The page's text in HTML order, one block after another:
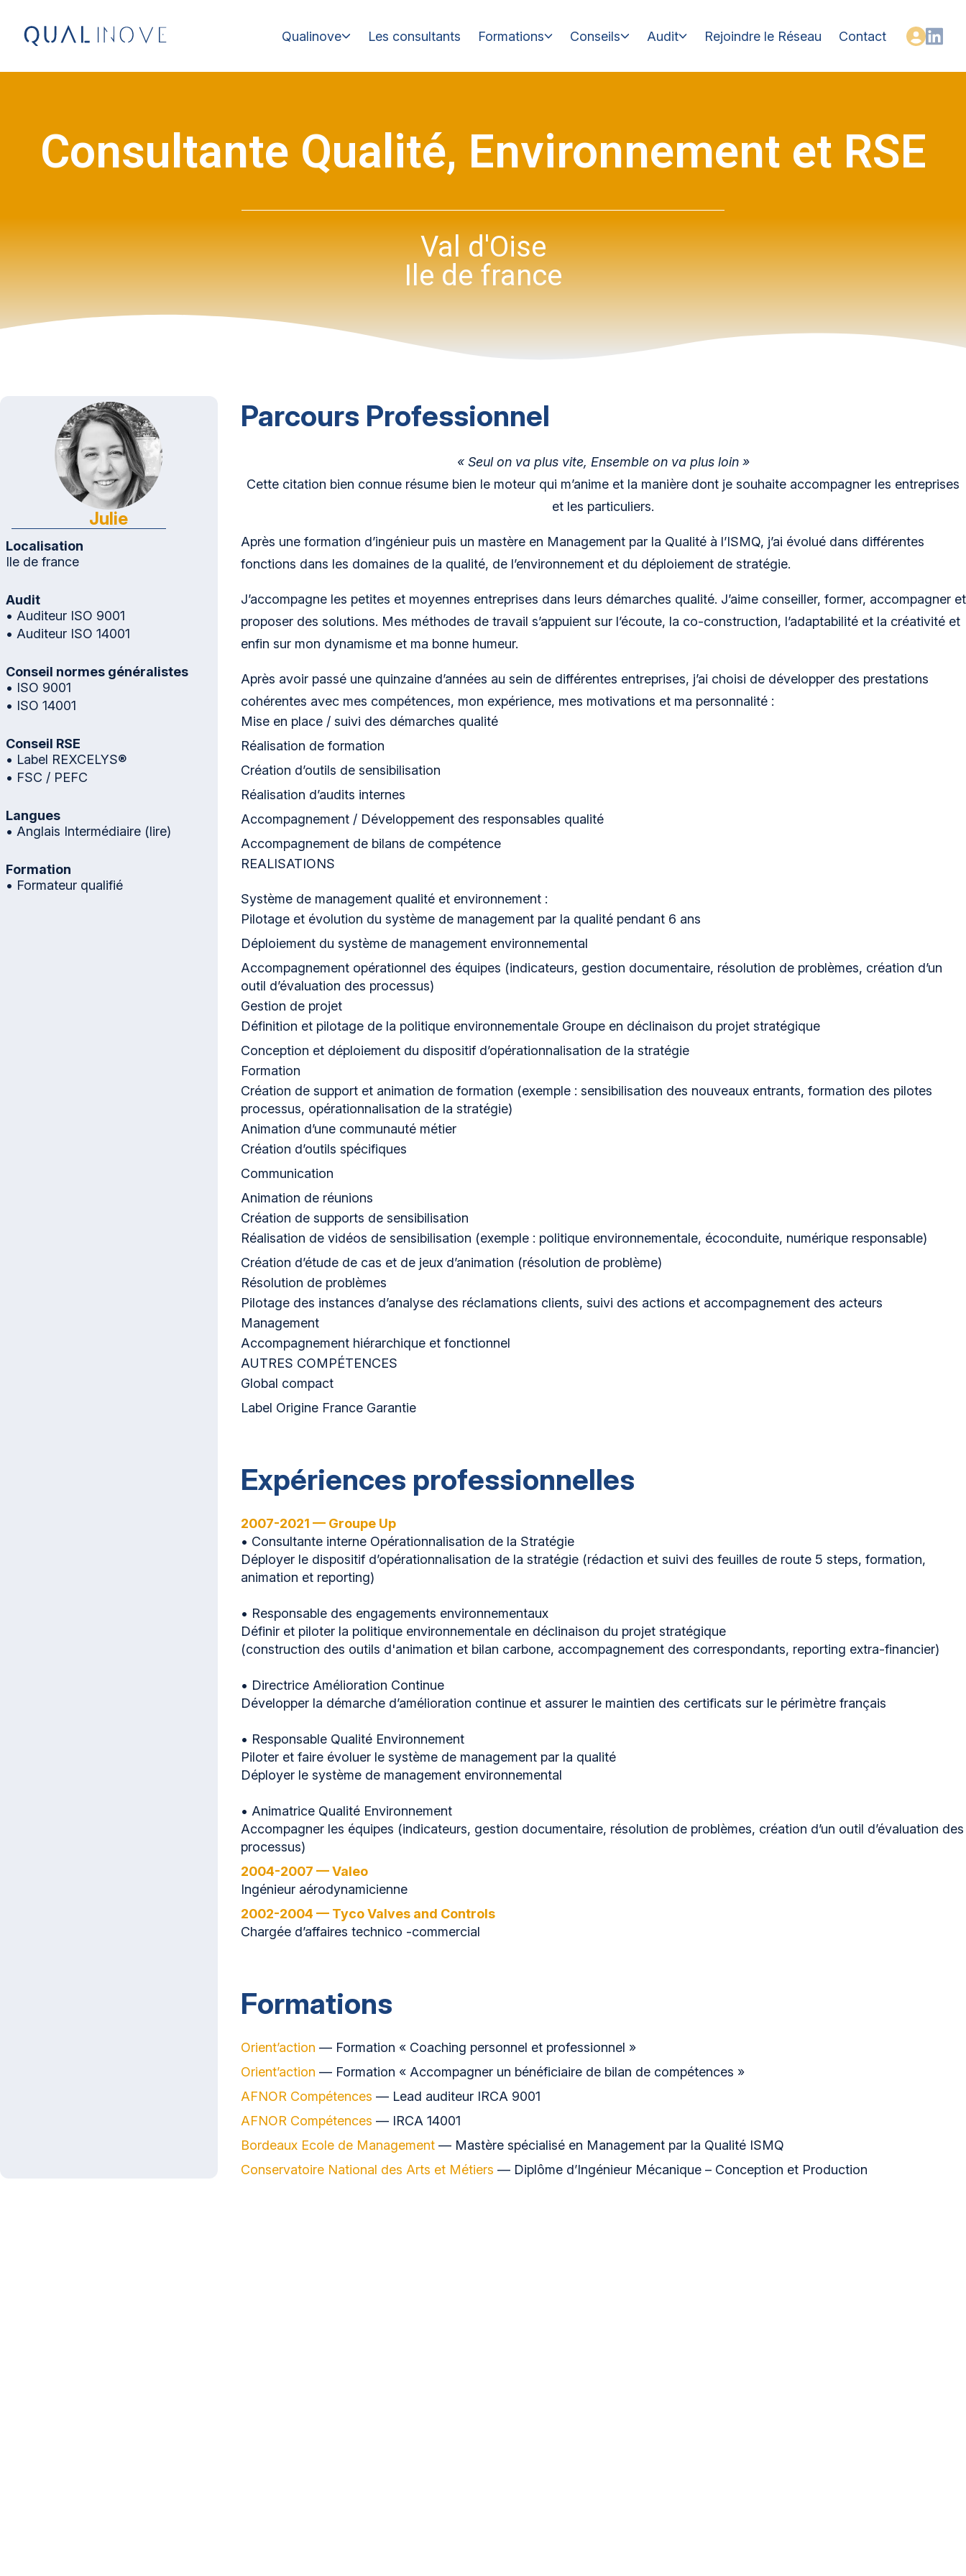
Qualinove Les consultants Formations Conseils Audit Rejoindre le Réseau Contact
Consultante Qualité, Environnement et RSE
Val d'Oise
Ile de france
Julie
Localisation
Ile de france
Audit
• Auditeur ISO 9001
• Auditeur ISO 14001
Conseil normes généralistes
• ISO 9001
• ISO 14001
Conseil RSE
• Label REXCELYS®
• FSC / PEFC
Langues
• Anglais Intermédiaire (lire)
Formation
• Formateur qualifié
Parcours Professionnel
« Seul on va plus vite, Ensemble on va plus loin »
Cette citation bien connue résume bien le moteur qui m’anime et la manière dont je souhaite accompagner les entreprises
et les particuliers.
Après une formation d’ingénieur puis un mastère en Management par la Qualité à l’ISMQ, j’ai évolué dans différentes
fonctions dans les domaines de la qualité, de l’environnement et du déploiement de stratégie.
J’accompagne les petites et moyennes entreprises dans leurs démarches qualité. J’aime conseiller, former, accompagner et
proposer des solutions. Mes méthodes de travail s’appuient sur l’écoute, la co-construction, l’adaptabilité et la créativité et
enfin sur mon dynamisme et ma bonne humeur.
Après avoir passé une quinzaine d’années au sein de différentes entreprises, j’ai choisi de développer des prestations
cohérentes avec mes compétences, mon expérience, mes motivations et ma personnalité :
Mise en place / suivi des démarches qualité
Réalisation de formation
Création d’outils de sensibilisation
Réalisation d’audits internes
Accompagnement / Développement des responsables qualité
Accompagnement de bilans de compétence
REALISATIONS
Système de management qualité et environnement :
Pilotage et évolution du système de management par la qualité pendant 6 ans
Déploiement du système de management environnemental
Accompagnement opérationnel des équipes (indicateurs, gestion documentaire, résolution de problèmes, création d’un
outil d’évaluation des processus)
Gestion de projet
Définition et pilotage de la politique environnementale Groupe en déclinaison du projet stratégique
Conception et déploiement du dispositif d’opérationnalisation de la stratégie
Formation
Création de support et animation de formation (exemple : sensibilisation des nouveaux entrants, formation des pilotes
processus, opérationnalisation de la stratégie)
Animation d’une communauté métier
Création d’outils spécifiques
Communication
Animation de réunions
Création de supports de sensibilisation
Réalisation de vidéos de sensibilisation (exemple : politique environnementale, écoconduite, numérique responsable)
Création d’étude de cas et de jeux d’animation (résolution de problème)
Résolution de problèmes
Pilotage des instances d’analyse des réclamations clients, suivi des actions et accompagnement des acteurs
Management
Accompagnement hiérarchique et fonctionnel
AUTRES COMPÉTENCES
Global compact
Label Origine France Garantie
Expériences professionnelles
2007-2021 — Groupe Up
• Consultante interne Opérationnalisation de la Stratégie
Déployer le dispositif d’opérationnalisation de la stratégie (rédaction et suivi des feuilles de route 5 steps, formation,
animation et reporting)
• Responsable des engagements environnementaux
Définir et piloter la politique environnementale en déclinaison du projet stratégique
(construction des outils d'animation et bilan carbone, accompagnement des correspondants, reporting extra-financier)
• Directrice Amélioration Continue
Développer la démarche d’amélioration continue et assurer le maintien des certificats sur le périmètre français
• Responsable Qualité Environnement
Piloter et faire évoluer le système de management par la qualité
Déployer le système de management environnemental
• Animatrice Qualité Environnement
Accompagner les équipes (indicateurs, gestion documentaire, résolution de problèmes, création d’un outil d’évaluation des
processus)
2004-2007 — Valeo
Ingénieur aérodynamicienne
2002-2004 — Tyco Valves and Controls
Chargée d’affaires technico -commercial
Formations
Orient’action — Formation « Coaching personnel et professionnel »
Orient’action — Formation « Accompagner un bénéficiaire de bilan de compétences »
AFNOR Compétences — Lead auditeur IRCA 9001
AFNOR Compétences — IRCA 14001
Bordeaux Ecole de Management— Mastère spécialisé en Management par la Qualité ISMQ
Conservatoire National des Arts et Métiers — Diplôme d’Ingénieur Mécanique – Conception et Production